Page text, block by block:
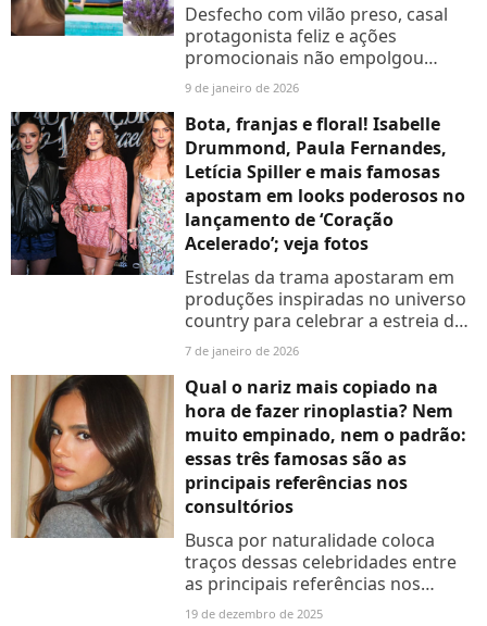
Desfecho com vilão preso, casal
protagonista feliz e ações
promocionais não empolgou
internautas, que relembraram
problemas de roteiro e duração da
novela
9 de janeiro de 2026
Bota, franjas e floral! Isabelle
Drummond, Paula Fernandes,
Letícia Spiller e mais famosas
apostam em looks poderosos no
lançamento de ‘Coração
Acelerado’; veja fotos
Estrelas da trama apostaram em
produções inspiradas no universo
country para celebrar a estreia da
novela!
7 de janeiro de 2026
Qual o nariz mais copiado na
hora de fazer rinoplastia? Nem
muito empinado, nem o padrão:
essas três famosas são as
principais referências nos
consultórios
Busca por naturalidade coloca
traços dessas celebridades entre
as principais referências nos
consultórios
19 de dezembro de 2025